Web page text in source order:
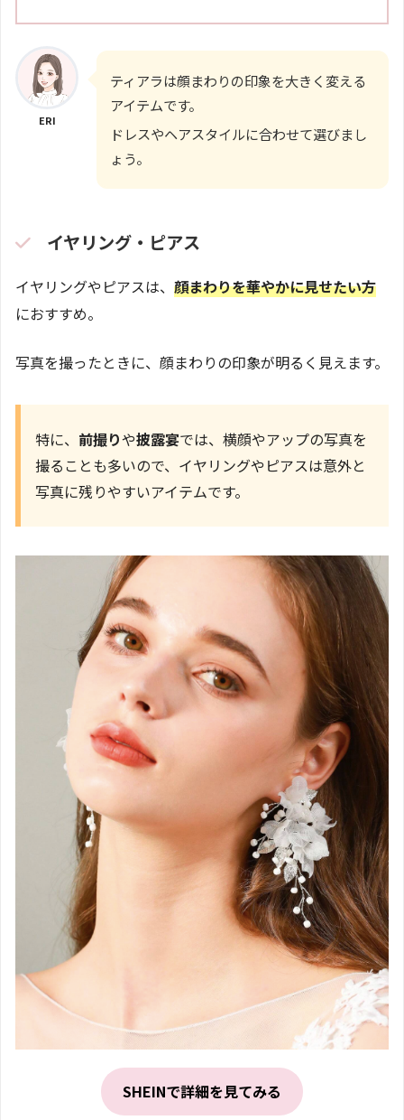
ERI
ティアラは顔まわりの印象を大きく変える
アイテムです。
ドレスやヘアスタイルに合わせて選びまし
ょう。
イヤリング・ピアス
イヤリングやピアスは、 顔まわりを華やかに見せたい方
におすすめ。
写真を撮ったときに、顔まわりの印象が明るく見えます。
特に、 前撮りや披露宴では、横顔やアップの写真を
撮ることも多いので、イヤリングやピアスは意外と
写真に残りやすいアイテムです。
SHEINで詳細を見てみる